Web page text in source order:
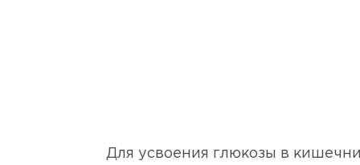
Для усвоения глюкозы в